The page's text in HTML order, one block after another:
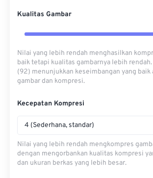
Kualitas Gambar
Nilai yang lebih rendah menghasilkan
baik tetapi kualitas gambarnya lebih
(92) menunjukkan keseimbangan yang baik
gambar dan kompresi.
Kecepatan Kompresi
4 (Sederhana, standar)
Nilai yang lebih rendah mengkompres
dengan mengorbankan kualitas kompresi
dan ukuran berkas yang lebih besar.